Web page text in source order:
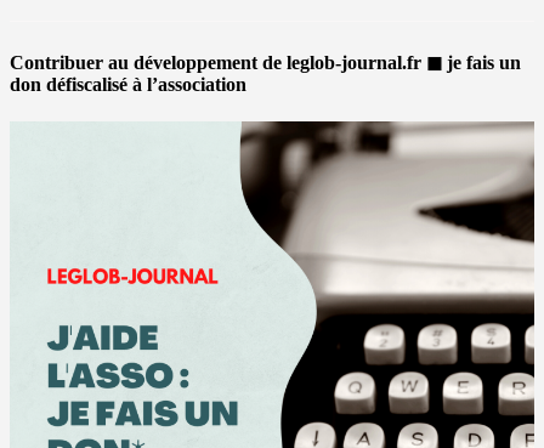
Contribuer au développement de leglob-journal.fr ◼ je fais un
don défiscalisé à l’association